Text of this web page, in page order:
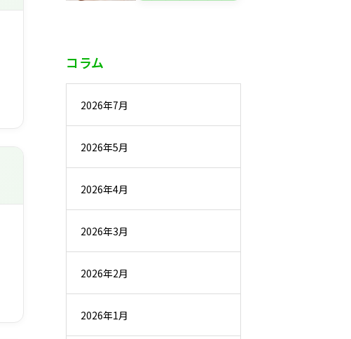
コラム
2026年7月
2026年5月
2026年4月
2026年3月
2026年2月
2026年1月